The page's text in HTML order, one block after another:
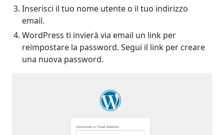
Inserisci il tuo nome utente o il tuo indirizzo
email.
WordPress ti invierà via email un link per
reimpostare la password. Segui il link per creare
una nuova password.